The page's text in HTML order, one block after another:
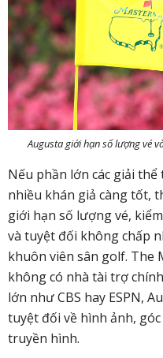
Augusta giới hạn số lượng vé
Nếu phần lớn các giải
nhiều khán giả càng tốt,
giới hạn số lượng vé,
và tuyệt đối không chấp
khuôn viên sân golf. The
không có nhà tài trợ
lớn như CBS hay ESPN,
tuyệt đối về hình ảnh,
truyền hình.